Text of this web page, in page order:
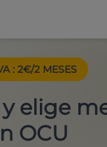
: 2€/2 MESES
elige
OCU